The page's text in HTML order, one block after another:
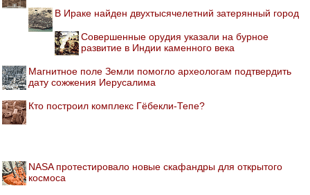
В Ираке найден двухтысячелетний затерянный город
Совершенные орудия указали на бурное
развитие в Индии каменного века
Магнитное поле Земли помогло археологам подтвердить
дату сожжения Иерусалима
Кто построил комплекс Гёбекли-Тепе?
NASA протестировало новые скафандры для открытого
космоса